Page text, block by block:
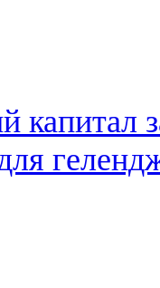
капитал